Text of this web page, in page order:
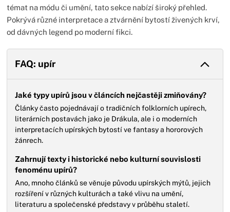
témat na módu či umění, tato sekce nabízí široký přehled.
Pokrývá různé interpretace a ztvárnění bytostí živených krví,
od dávných legend po moderní fikci.
FAQ: upír
Jaké typy upírů jsou v článcích nejčastěji zmiňovány?
Články často pojednávají o tradičních folklorních upírech,
literárních postavách jako je Drákula, ale i o moderních
interpretacích upírských bytostí ve fantasy a hororových
žánrech.
Zahrnují texty i historické nebo kulturní souvislosti
fenoménu upírů?
Ano, mnoho článků se věnuje původu upírských mýtů, jejich
rozšíření v různých kulturách a také vlivu na umění,
literaturu a společenské představy v průběhu staletí.